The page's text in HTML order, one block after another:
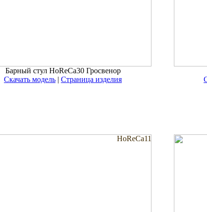
Барный стул HoReCa30 Гросвенор
Скачать модель | Страница изделия
HoReCa11